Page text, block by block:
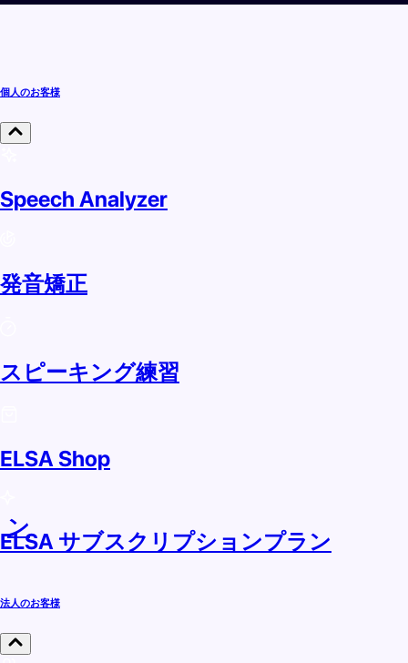
ン
個人のお客様
Speech Analyzer
発音矯正
スピーキング練習
ELSA Shop
ELSA サブスクリプションプラン
法人のお客様